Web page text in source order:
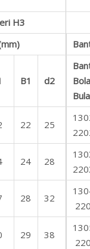
H3
B1 d2
Bola
22 25
24 28
28 32
29 38